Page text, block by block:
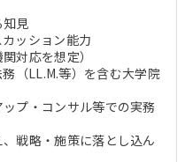
知見
ッション能力
対応を想定）
（LL.M.等）を含む大学院
プ・コンサル等での実務
戦略・施策に落とし込ん